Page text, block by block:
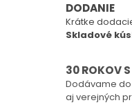
DODANIE
Krátke
Skladové
30 ROKOV
Dodávame
aj verejných